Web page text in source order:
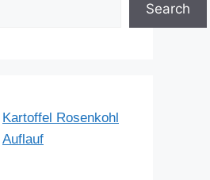
Search
Kartoffel Rosenkohl
Auflauf